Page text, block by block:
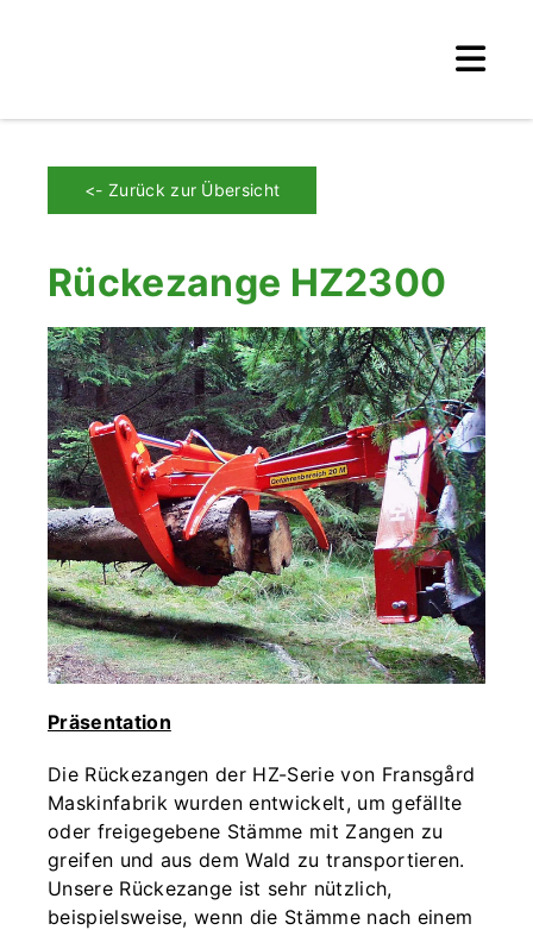
<- Zurück zur Übersicht
Rückezange HZ2300
Präsentation
Die Rückezangen der HZ-Serie von Fransgård
Maskinfabrik wurden entwickelt, um gefällte
oder freigegebene Stämme mit Zangen zu
greifen und aus dem Wald zu transportieren.
Unsere Rückezange ist sehr nützlich,
beispielsweise, wenn die Stämme nach einem